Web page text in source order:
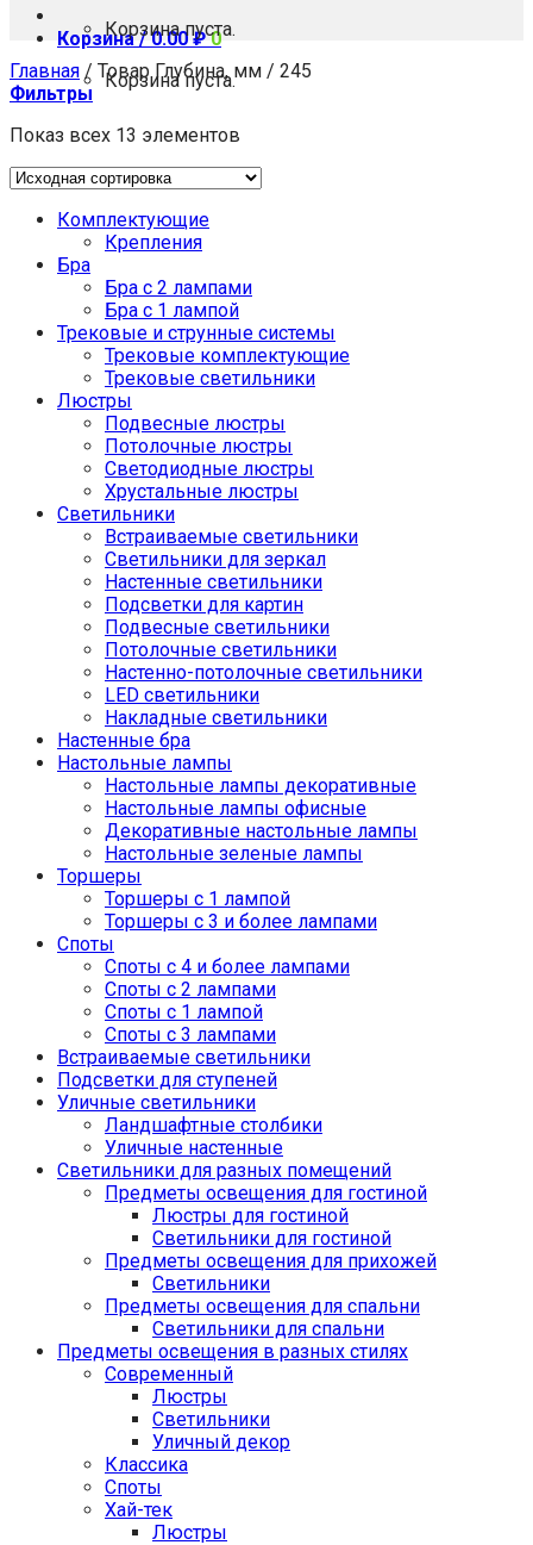
Корзина /0.00₽ 0
Корзина пуста.
Корзина пуста.
Главная / Товар Глубина, мм / 245
Фильтры
Показ всех 13 элементов
Комплектующие
Крепления
Бра
Бра с 2 лампами
Бра с 1 лампой
Трековые и струнные системы
Трековые комплектующие
Трековые светильники
Люстры
Подвесные люстры
Потолочные люстры
Светодиодные люстры
Хрустальные люстры
Светильники
Встраиваемые светильники
Светильники для зеркал
Настенные светильники
Подсветки для картин
Подвесные светильники
Потолочные светильники
Настенно-потолочные светильники
LED светильники
Накладные светильники
Настенные бра
Настольные лампы
Настольные лампы декоративные
Настольные лампы офисные
Декоративные настольные лампы
Настольные зеленые лампы
Торшеры
Торшеры с 1 лампой
Торшеры с 3 и более лампами
Споты
Споты с 4 и более лампами
Споты с 2 лампами
Споты с 1 лампой
Споты с 3 лампами
Встраиваемые светильники
Подсветки для ступеней
Уличные светильники
Ландшафтные столбики
Уличные настенные
Светильники для разных помещений
Предметы освещения для гостиной
Люстры для гостиной
Светильники для гостиной
Предметы освещения для прихожей
Светильники
Предметы освещения для спальни
Светильники для спальни
Предметы освещения в разных стилях
Cовременный
Люстры
Светильники
Уличный декор
Классика
Споты
Хай-тек
Люстры